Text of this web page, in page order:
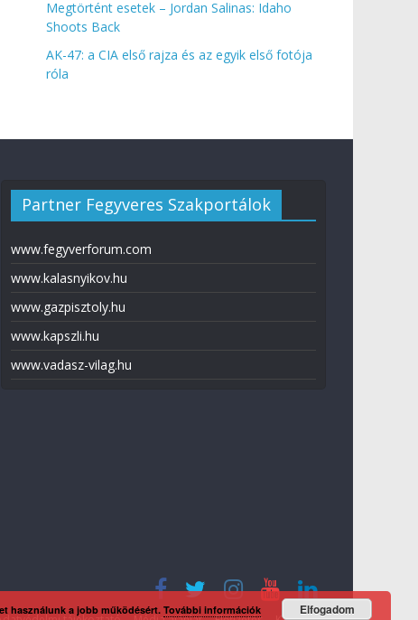
Megtörtént esetek – Jordan Salinas: Idaho
Shoots Back
AK-47: a CIA első rajza és az egyik első fotója
róla
Partner Fegyveres Szakportálok
www.fegyverforum.com
www.kalasnyikov.hu
www.gazpisztoly.hu
www.kapszli.hu
www.vadasz-vilag.hu
használunk a jobb működésért. További információk Elfogadom